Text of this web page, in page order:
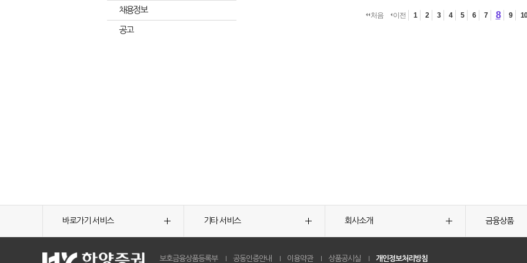
채용정보
공고
처음 이전 1 2 3 4 5 6 7 8 9 10
바로가기 서비스 기타 서비스 회사소개 금융상품
보호금융상품등록부 공동인증안내 이용약관 상품공시실 개인정보처리방침